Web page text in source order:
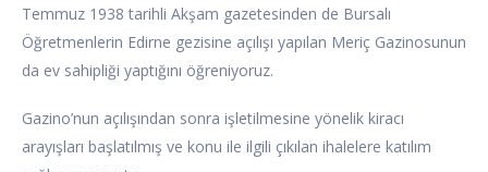
Temmuz 1938 tarihli Akşam gazetesinden de Bursalı
Öğretmenlerin Edirne gezisine açılışı yapılan Meriç Gazinosunun
da ev sahipliği yaptığını öğreniyoruz.
Gazino’nun açılışından sonra işletilmesine yönelik kiracı
arayışları başlatılmış ve konu ile ilgili çıkılan ihalelere katılım